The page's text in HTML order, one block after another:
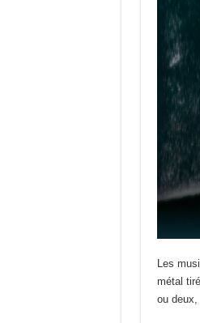
Les
métal
ou